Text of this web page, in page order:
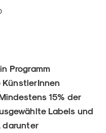
Programm
15% der
Labels und
darunter